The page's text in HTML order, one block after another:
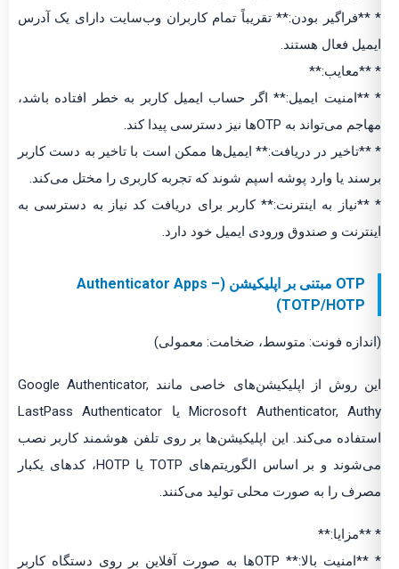
* **فراگیر بودن:** تقریباً تمام کاربران وب‌سایت دارای یک آدرس
ایمیل فعال هستند.
* **معایب:**
* **امنیت ایمیل:** اگر حساب ایمیل کاربر به خطر افتاده باشد،
مهاجم می‌تواند به OTPها نیز دسترسی پیدا کند.
* **تاخیر در دریافت:** ایمیل‌ها ممکن است با تاخیر به دست کاربر
برسند یا وارد پوشه اسپم شوند که تجربه کاربری را مختل می‌کند.
* **نیاز به اینترنت:** کاربر برای دریافت کد نیاز به دسترسی به
اینترنت و صندوق ورودی ایمیل خود دارد.
OTP مبتنی بر اپلیکیشن (Authenticator Apps –
TOTP/HOTP)
(اندازه فونت: متوسط، ضخامت: معمولی)
این روش از اپلیکیشن‌های خاصی مانند Google Authenticator,
Microsoft Authenticator, Authy یا LastPass Authenticator
استفاده می‌کند. این اپلیکیشن‌ها بر روی تلفن هوشمند کاربر نصب
می‌شوند و بر اساس الگوریتم‌های TOTP یا HOTP، کدهای یکبار
مصرف را به صورت محلی تولید می‌کنند.
* **مزایا:**
* **امنیت بالا:** OTPها به صورت آفلاین بر روی دستگاه کاربر